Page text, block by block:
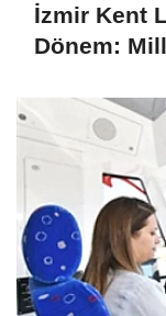
İzmir Kent
Dönem: